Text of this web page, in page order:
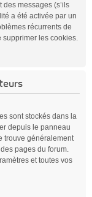
des messages (s’ils
a été activée par un
récurrents de
supprimer les cookies.
sont stockés dans la
depuis le panneau
trouve généralement
pages du forum.
et toutes vos